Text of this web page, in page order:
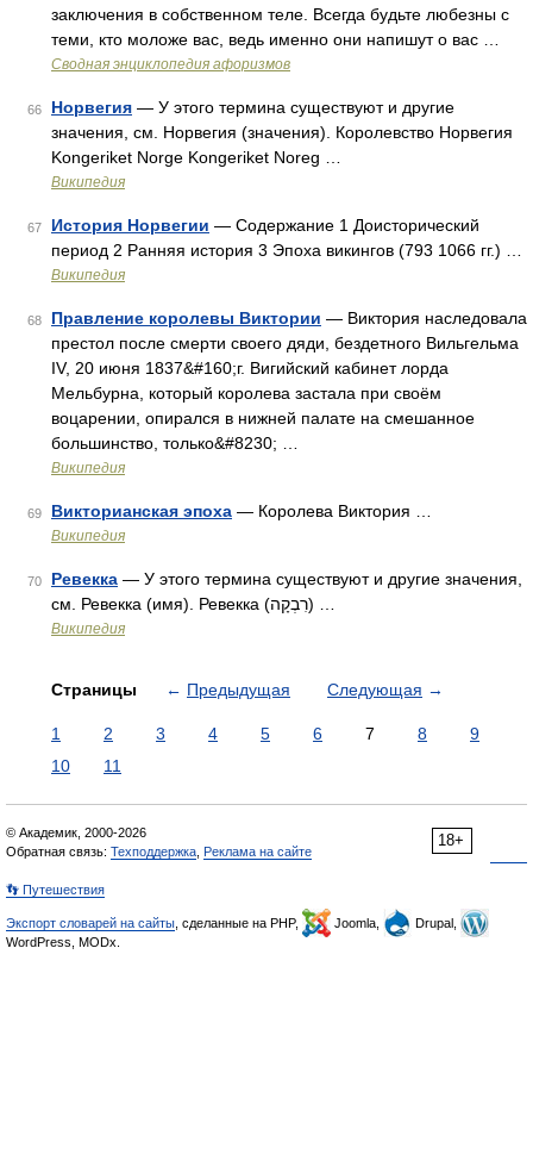
заключения в собственном теле. Всегда будьте любезны с
теми, кто моложе вас, ведь именно они напишут о вас …
Сводная энциклопедия афоризмов
66 Норвегия — У этого термина существуют и другие
значения, см. Норвегия (значения). Королевство Норвегия
Kongeriket Norge Kongeriket Noreg …
Википедия
67 История Норвегии — Содержание 1 Доисторический
период 2 Ранняя история 3 Эпоха викингов (793 1066 гг.) …
Википедия
68 Правление королевы Виктории — Виктория наследовала
престол после смерти своего дяди, бездетного Вильгельма
IV, 20 июня 1837&#160;г. Вигийский кабинет лорда
Мельбурна, который королева застала при своём
воцарении, опирался в нижней палате на смешанное
большинство, только&#8230; …
Википедия
69 Викторианская эпоха — Королева Виктория …
Википедия
70 Ревекка — У этого термина существуют и другие значения,
см. Ревекка (имя). Ревекка (רִבְקָה) …
Википедия
Страницы ← Предыдущая Следующая →
1 2 3 4 5 6 7 8
9
10
11
18+
© Академик, 2000-2026
Обратная связь: Техподдержка Реклама на сайте
👣 Путешествия
Экспорт словарей на сайты , сделанные на PHP, Joomla,
Drupal,
WordPress, MODx.